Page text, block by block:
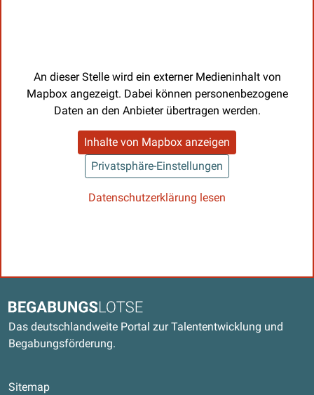
An dieser Stelle wird ein externer Medieninhalt von
Mapbox angezeigt. Dabei können personenbezogene
Daten an den Anbieter übertragen werden.
Inhalte von Mapbox anzeigen
Privatsphäre-Einstellungen
Datenschutzerklärung lesen
Begabungslotse
Das deutschlandweite Portal zur Talententwicklung und
Begabungsförderung.
Sitemap